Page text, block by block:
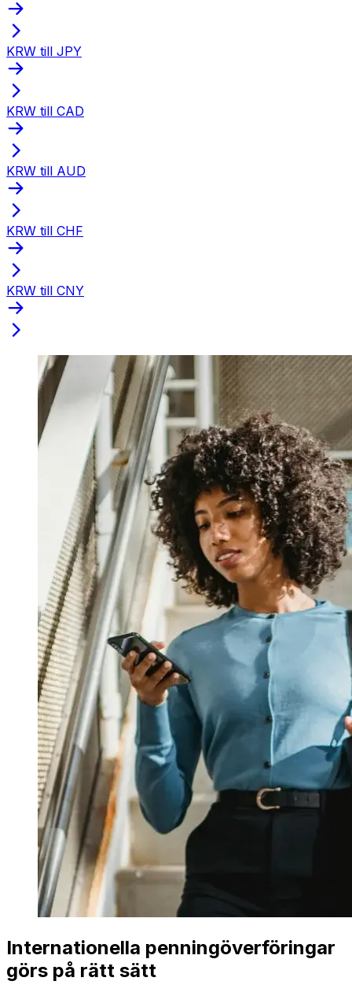
KRW till JPY
KRW till CAD
KRW till AUD
KRW till CHF
KRW till CNY
Internationella penningöverföringar
görs på rätt sätt